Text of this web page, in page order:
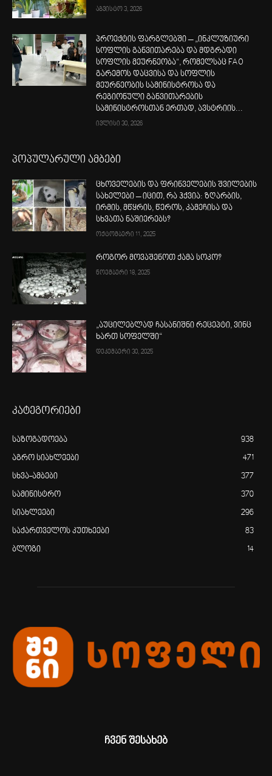
აგვისტო 3, 2026
პროექტის ფარგლებში – „ინკლუზიური
სოფლის განვითარება და მდგრადი
სოფლის მეურნეობა“, რომელსაც FAO
გარემოს დაცვისა და სოფლის
მეურნეობის სამინისტროსა და
რეგიონული განვითარების
სამინისტროსთან ერთად, ავსტრიის...
ივლისი 30, 2026
პოპულარული ამბები
ცხოველების და ფრინველების შვილების
სახელები – იცით, რა ჰქვია: ზღარბის,
ირმის, მწყრის, წეროს, კამეჩისა და
სხვათა ნაშიერებს?
ოქტომბერი 11, 2025
როგორ მოვაშენოთ ქამა სოკო?
ნოემბერი 18, 2025
„აუცილებლად ჩასანიშნი რეცეპტი, ვინც
ხართ სოფელში“
დეკემბერი 30, 2025
კატეგორიები
საზოგადოება 938
აგრო სიახლეები 471
სხვა-ამბები 377
სამინისტრო 370
სიახლეები 296
საქართველოს კუთხეები 83
ბლოგი 14
ჩვენ შესახებ